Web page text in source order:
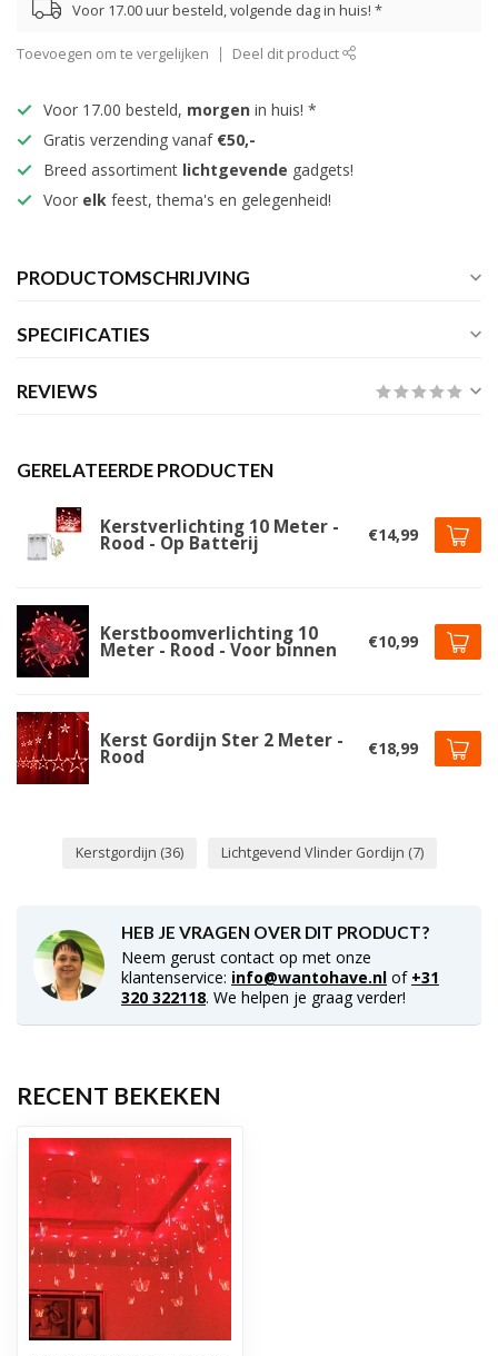
Voor 17.00 uur besteld, volgende dag in huis! *
Toevoegen om te vergelijken Deel dit product
Voor 17.00 besteld, morgen in huis! *
Gratis verzending vanaf €50,-
Breed assortiment lichtgevende gadgets!
Voor elk feest, thema's en gelegenheid!
PRODUCTOMSCHRIJVING
SPECIFICATIES
REVIEWS
GERELATEERDE PRODUCTEN
Kerstverlichting 10 Meter -
Rood - Op Batterij €14,99
Kerstboomverlichting 10
Meter - Rood - Voor binnen €10,99
Kerst Gordijn Ster 2 Meter -
Rood €18,99
Kerstgordijn (36) Lichtgevend Vlinder Gordijn (7)
HEB JE VRAGEN OVER DIT PRODUCT?
Neem gerust contact op met onze
klantenservice: info@wantohave.nl of +31
320 322118. We helpen je graag verder!
RECENT BEKEKEN